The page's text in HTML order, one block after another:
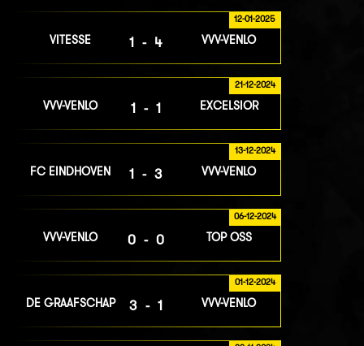
12-01-2025
VITESSE 1-4 VVV-VENLO
21-12-2024
VVV-VENLO 1-1 EXCELSIOR
13-12-2024
FC EINDHOVEN 1-3 VVV-VENLO
06-12-2024
VVV-VENLO 0-0 TOP OSS
01-12-2024
DE GRAAFSCHAP 3-1 VVV-VENLO